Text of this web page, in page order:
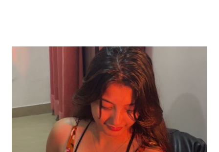
Stop Saying "My Buffalo is Dancing"! Learn the correct
English equivalents for famous Hindi idioms before your
next exam. In 2010, the internet struggled to find the
meaning of "Sau sonaar ki, ek lohaar ki." We are here to
settle that debate once and for all. Whether you are a
student eyeing the lucrative RBI Rajbhasha Adhikari Salary
& Job Profile , a scholar researching Vidyapati...